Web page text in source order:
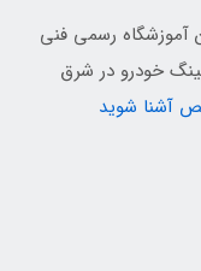
آموزشگاه رسمی فنی
خودرو در شرق
آشنا شوید